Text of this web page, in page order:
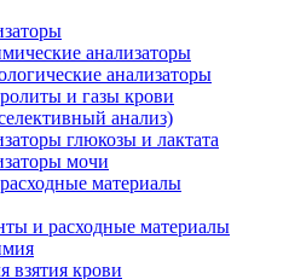
анализаторы
анализаторы
и газы крови
анализ)
глюкозы и лактата
мочи
материалы
и расходные материалы
взятия крови